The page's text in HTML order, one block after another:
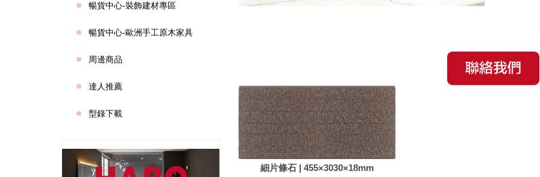
暢貨中心-裝飾建材專區
暢貨中心-歐洲手工原木家具
周邊商品
達人推薦
型錄下載
細片條石 | 455×3030×18mm